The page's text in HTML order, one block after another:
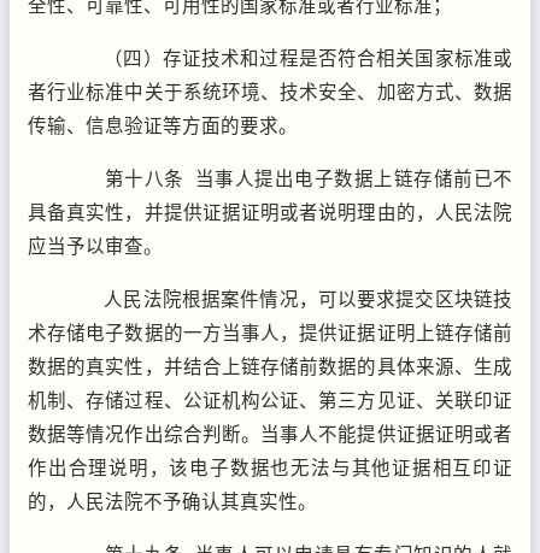
全性、可靠性、可用性的国家标准或者行业标准；
（四）存证技术和过程是否符合相关国家标准或
者行业标准中关于系统环境、技术安全、加密方式、数据
传输、信息验证等方面的要求。
第十八条 当事人提出电子数据上链存储前已不
具备真实性，并提供证据证明或者说明理由的，人民法院
应当予以审查。
人民法院根据案件情况，可以要求提交区块链技
术存储电子数据的一方当事人，提供证据证明上链存储前
数据的真实性，并结合上链存储前数据的具体来源、生成
机制、存储过程、公证机构公证、第三方见证、关联印证
数据等情况作出综合判断。当事人不能提供证据证明或者
作出合理说明，该电子数据也无法与其他证据相互印证
的，人民法院不予确认其真实性。